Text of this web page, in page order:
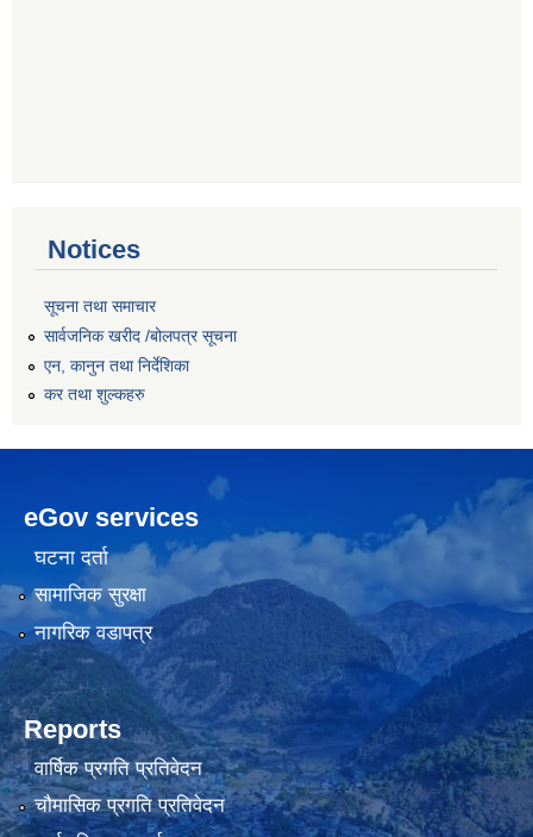
Notices
सूचना तथा समाचार
सार्वजनिक खरीद /बोलपत्र सूचना
एन, कानुन तथा निर्देशिका
कर तथा शुल्कहरु
eGov services
घटना दर्ता
सामाजिक सुरक्षा
नागरिक वडापत्र
Reports
वार्षिक प्रगति प्रतिवेदन
चौमासिक प्रगति प्रतिवेदन